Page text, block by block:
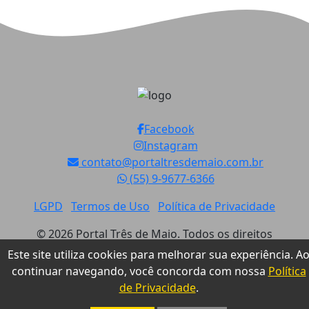
2026-08-06 10:13:21
Alunos da Apae integram a 1ª Gestão da Inclusão
do CTG Tropeiros do Buricá
2026-08-06 10:11:53
Noroeste Summit começa em Horizontina
mostrando que Inovação não tem CEP
2026-08-05 17:06:11
Este site utiliza cookies para melhorar sua experiência. Ao
continuar navegando, você concorda com nossa Política
de Privacidade.
Facebook
Instagram
contato@portaltresdemaio.com.br
(55) 9-9677-6366
LGPD Termos de Uso
Política de Privacidade
© 2026 Portal Três de Maio. Todos os direitos
reservados.